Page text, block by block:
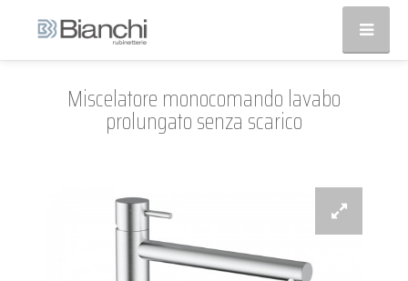
Miscelatore monocomando lavabo
prolungato senza scarico